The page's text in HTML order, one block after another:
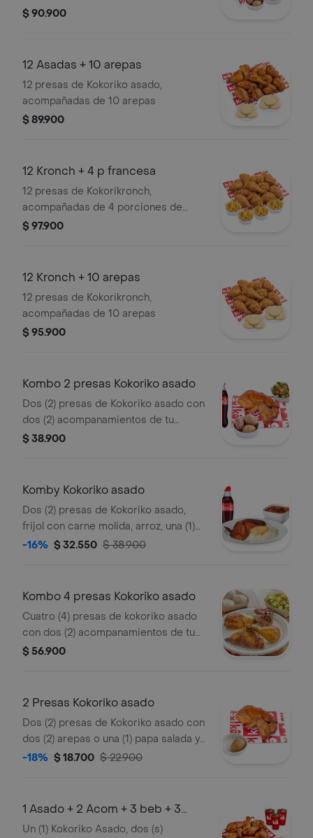
salada
$ 90.900
12 Asadas + 10 arepas
12 presas de Kokoriko asado,
acompañadas de 10 arepas
$ 89.900
12 Kronch + 4 p francesa
12 presas de Kokorikronch,
acompañadas de 4 porciones de
papa francesa
$ 97.900
12 Kronch + 10 arepas
12 presas de Kokorikronch,
acompañadas de 10 arepas
$ 95.900
Kombo 2 presas Kokoriko asado
Dos (2) presas de Kokoriko asado con
dos (2) acompanamientos de tu
eleccion, una (1) Coca Cola 400 ml y 1
$ 38.900
Komby Kokoriko asado
Dos (2) presas de Kokoriko asado,
frijol con carne molida, arroz, una (1)
arepa, una (1) Coca Cola 400 ml y 1
-16% $ 32.550 $ 38.900
Kombo 4 presas Kokoriko asado
Cuatro (4) presas de kokoriko asado
con dos (2) acompanamientos de tu
eleccion, una (1) Coca Cola 400 ml y 1
$ 56.900
2 Presas Kokoriko asado
Dos (2) presas de Kokoriko asado con
dos (2) arepas o una (1) papa salada y 1
und de aji
-18% $ 18.700 $ 22.900
1 Asado + 2 Acom + 3 beb + 3
post
Un (1) Kokoriko Asado, dos (s)